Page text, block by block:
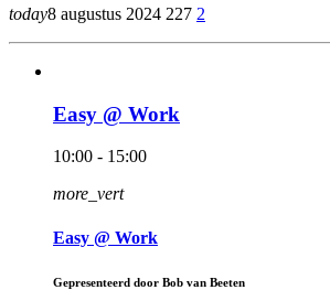
today8 augustus 2024 227 2
Easy @ Work
10:00 - 15:00
more_vert
Easy @ Work
Gepresenteerd door Bob van Beeten